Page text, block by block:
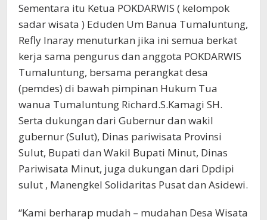
Sementara itu Ketua POKDARWIS ( kelompok
sadar wisata ) Eduden Um Banua Tumaluntung,
Refly Inaray menuturkan jika ini semua berkat
kerja sama pengurus dan anggota POKDARWIS
Tumaluntung, bersama perangkat desa
(pemdes) di bawah pimpinan Hukum Tua
wanua Tumaluntung Richard.S.Kamagi SH.
Serta dukungan dari Gubernur dan wakil
gubernur (Sulut), Dinas pariwisata Provinsi
Sulut, Bupati dan Wakil Bupati Minut, Dinas
Pariwisata Minut, juga dukungan dari Dpdipi
sulut , Manengkel Solidaritas Pusat dan Asidewi.
“Kami berharap mudah – mudahan Desa Wisata